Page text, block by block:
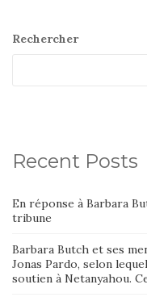
Rechercher
Recent Posts
En réponse à Barbara
tribune
Barbara Butch et ses
Jonas Pardo, selon
soutien à Netanyahou.